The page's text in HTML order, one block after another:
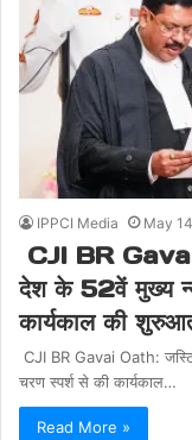
IPPCI Media May
CJI BR
देश के 52वें मुख्य
कार्यकाल की
CJI BR Gavai Oath:
चरण स्पर्श से की कार्यकाल…
Read More »